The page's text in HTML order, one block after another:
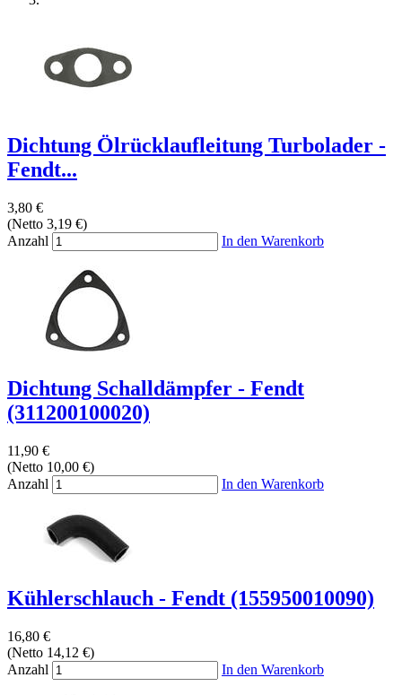
Dichtung Ölrücklaufleitung Turbolader -
Fendt...
3,80 €
(Netto 3,19 €)
Anzahl
In den Warenkorb
Dichtung Schalldämpfer - Fendt
(311200100020)
11,90 €
(Netto 10,00 €)
Anzahl
In den Warenkorb
Kühlerschlauch - Fendt (155950010090)
16,80 €
(Netto 14,12 €)
Anzahl
In den Warenkorb